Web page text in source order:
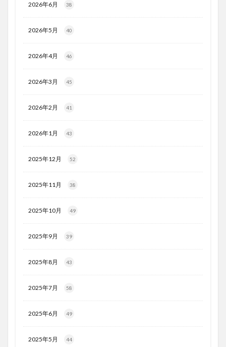
2026年6月 38
2026年5月 40
2026年4月 46
2026年3月 45
2026年2月 41
2026年1月 43
2025年12月 52
2025年11月 38
2025年10月 49
2025年9月 39
2025年8月 43
2025年7月 58
2025年6月 49
2025年5月 44